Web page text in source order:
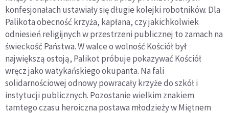
konfesjonałach ustawiały się długie kolejki robotników. Dla
Palikota obecność krzyża, kapłana, czy jakichkolwiek
odniesień religijnych w przestrzeni publicznej to zamach na
świeckość Państwa. W walce o wolność Kościół był
największą ostoją, Palikot próbuje pokazywać Kościół
wręcz jako watykańskiego okupanta. Na fali
solidarnościowej odnowy powracały krzyże do szkół i
instytucji publicznych. Pozostanie wielkim znakiem
tamtego czasu heroiczna postawa młodzieży w Miętnem